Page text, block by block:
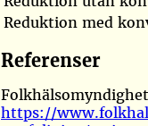
Reduktion med
Referenser
https://